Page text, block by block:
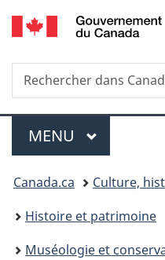
Recherche
Rechercher
dans
Menu
MENU PRINCIPAL
Vous
êtes
ici :
Canada.ca
Culture,
Histoire et patrimoine
Muséologie et